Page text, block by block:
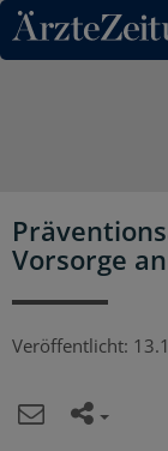
Direkt zum
Vorsorge
Veröffentlicht: